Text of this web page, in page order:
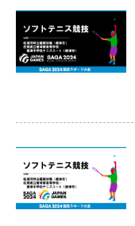
お問い合わせ
よくあるご質問